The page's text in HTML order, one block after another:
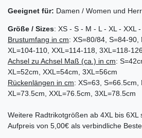
Geeignet für: Damen / Women und
Größe / Sizes: XS - S - M - L - XL - XXL
Brustumfang in cm: XS=80/84, S=84-
XL=104-110, XXL=114-118, 3XL=118-126
Achsel zu Achsel Maß (ca.) in cm:
XL=52cm, XXL=54cm, 3XL=56cm
Rückenlängen in cm: XS=63,
XL=73.5cm, XXL=76.5cm, 3XL=78.5cm
Weitere Radtrikotgrößen ab 4XL bis 6XL
Aufpreis von 5,00€ als verbindliche